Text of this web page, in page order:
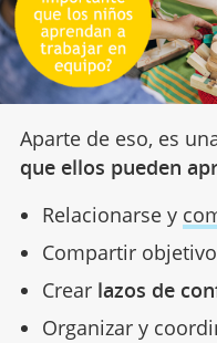
Aparte de eso, es
que ellos pueden
Relacionarse y
Compartir
Crear lazos de
Organizar y